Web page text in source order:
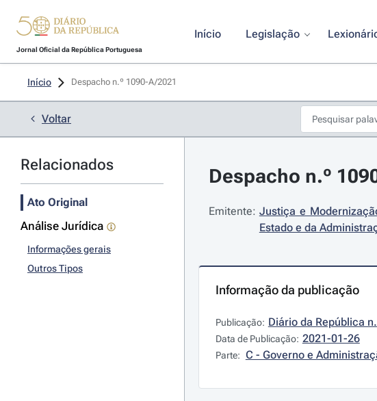
Jornal Oficial da República Portuguesa
Início Legislação
Início Despacho n.º 1090-A/2021
Voltar
Relacionados
Ato Original
Análise Jurídica
Informações gerais
Outros Tipos
Despacho n.º
Emitente: Justiça e
Estado e da
Informação da publicação
Publicação: Diário da República
Data de Publicação: 2021-01-26
Parte: C - Governo e